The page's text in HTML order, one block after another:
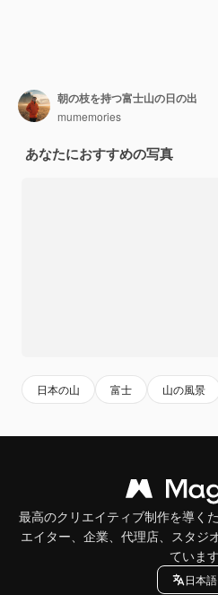
朝の枝を持つ富士山の日の出
mumemories
あなたにおすすめの写真
日本の山 富士 山の風景
最高のクリエイティブ制作を導く
エイター、企業、代理店、スタジ
ています
日本語